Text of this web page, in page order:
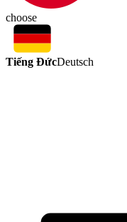
choose
Tiếng ĐứcDeutsch